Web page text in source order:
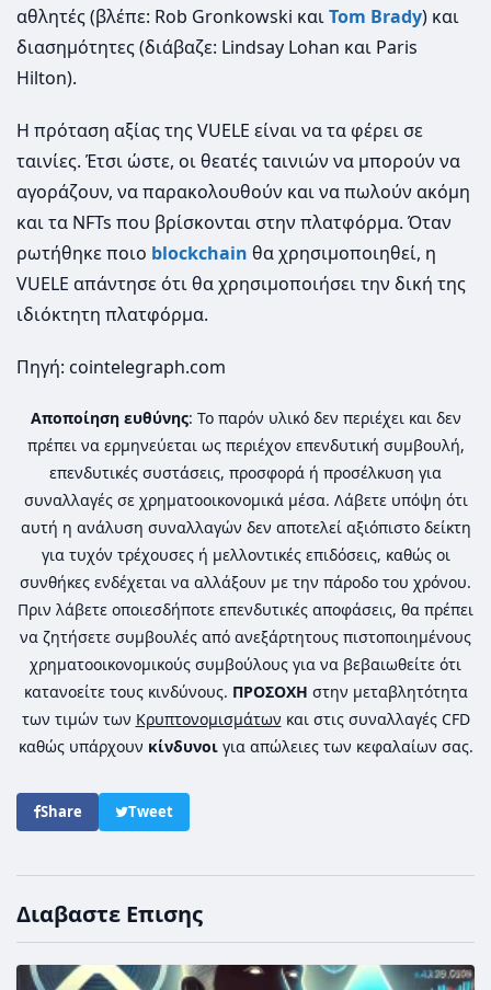
αθλητές (βλέπε: Rob Gronkowski καιTom Brady) και
διασημότητες (διάβαζε: Lindsay Lohan και Paris
Hilton).
Η πρόταση αξίας της VUELE είναι να τα φέρει σε
ταινίες. Έτσι ώστε, οι θεατές ταινιών να μπορούν να
αγοράζουν, να παρακολουθούν και να πωλούν ακόμη
και τα NFTs που βρίσκονται στην πλατφόρμα. Όταν
ρωτήθηκε ποιο blockchain θα χρησιμοποιηθεί, η
VUELE απάντησε ότι θα χρησιμοποιήσει την δική της
ιδιόκτητη πλατφόρμα.
Πηγή: cointelegraph.com
Αποποίηση ευθύνης: Το παρόν υλικό δεν περιέχει και δεν
πρέπει να ερμηνεύεται ως περιέχον επενδυτική συμβουλή,
επενδυτικές συστάσεις, προσφορά ή προσέλκυση για
συναλλαγές σε χρηματοοικονομικά μέσα. Λάβετε υπόψη ότι
αυτή η ανάλυση συναλλαγών δεν αποτελεί αξιόπιστο δείκτη
για τυχόν τρέχουσες ή μελλοντικές επιδόσεις, καθώς οι
συνθήκες ενδέχεται να αλλάξουν με την πάροδο του χρόνου.
Πριν λάβετε οποιεσδήποτε επενδυτικές αποφάσεις, θα πρέπει
να ζητήσετε συμβουλές από ανεξάρτητους πιστοποιημένους
χρηματοοικονομικούς συμβούλους για να βεβαιωθείτε ότι
κατανοείτε τους κινδύνους. ΠΡΟΣΟΧΗ στην μεταβλητότητα
των τιμών των Κρυπτονομισμάτων και στις συναλλαγές CFD
καθώς υπάρχουν κίνδυνοιγια απώλειες των κεφαλαίων σας.
Share Tweet
Διαβαστε Επισης